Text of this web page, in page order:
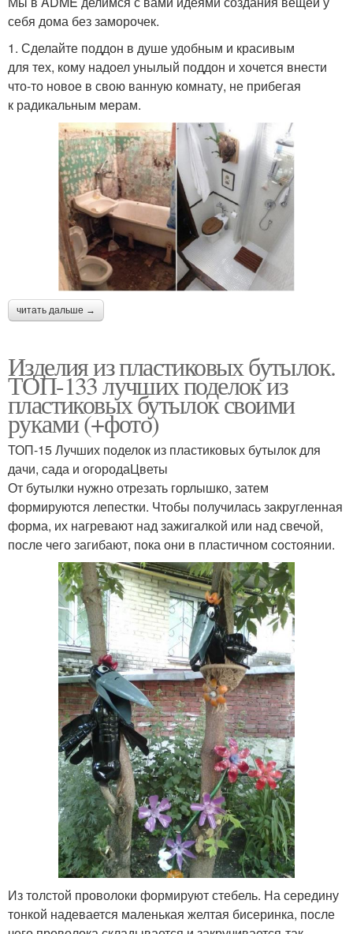
себя дома без заморочек.
1. Сделайте поддон в душе удобным и красивым
для тех, кому надоел унылый поддон и хочется внести
что-то новое в свою ванную комнату, не прибегая
к радикальным мерам.
читать дальше →
Изделия из пластиковых бутылок.
ТОП-133 лучших поделок из
пластиковых бутылок своими
руками (+фото)
ТОП-15 Лучших поделок из пластиковых бутылок для
дачи, сада и огородаЦветы
От бутылки нужно отрезать горлышко, затем
формируются лепестки. Чтобы получилась закругленная
форма, их нагревают над зажигалкой или над свечой,
после чего загибают, пока они в пластичном состоянии.
Из толстой проволоки формируют стебель. На середину
тонкой надевается маленькая желтая бисеринка, после